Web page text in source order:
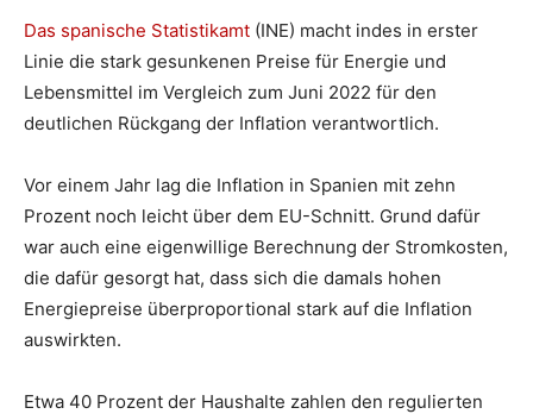
Das spanische Statistikamt (INE) macht indes in erster
Linie die stark gesunkenen Preise für Energie und
Lebensmittel im Vergleich zum Juni 2022 für den
deutlichen Rückgang der Inflation verantwortlich.
Vor einem Jahr lag die Inflation in Spanien mit zehn
Prozent noch leicht über dem EU-Schnitt. Grund dafür
war auch eine eigenwillige Berechnung der Stromkosten,
die dafür gesorgt hat, dass sich die damals hohen
Energiepreise überproportional stark auf die Inflation
auswirkten.
Etwa 40 Prozent der Haushalte zahlen den regulierten